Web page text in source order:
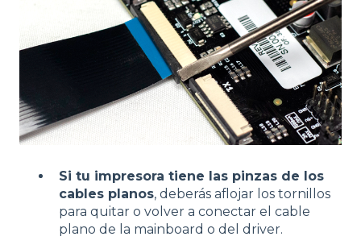
Si tu impresora tiene las pinzas de los
cables planos, deberás aflojar los tornillos
para quitar o volver a conectar el cable
plano de la mainboard o del driver.